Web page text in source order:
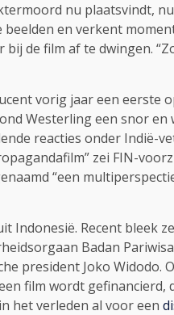
nu plaatsvindt,
en verkent
bij de film af te dwingen.
vorig jaar een eerste
Westerling een snor
reacties onder Indië-
zei FIN-
“een
Indonesië. Recent bleek
Badan
president Joko Widodo.
film wordt gefinancierd,
het verleden al voor een